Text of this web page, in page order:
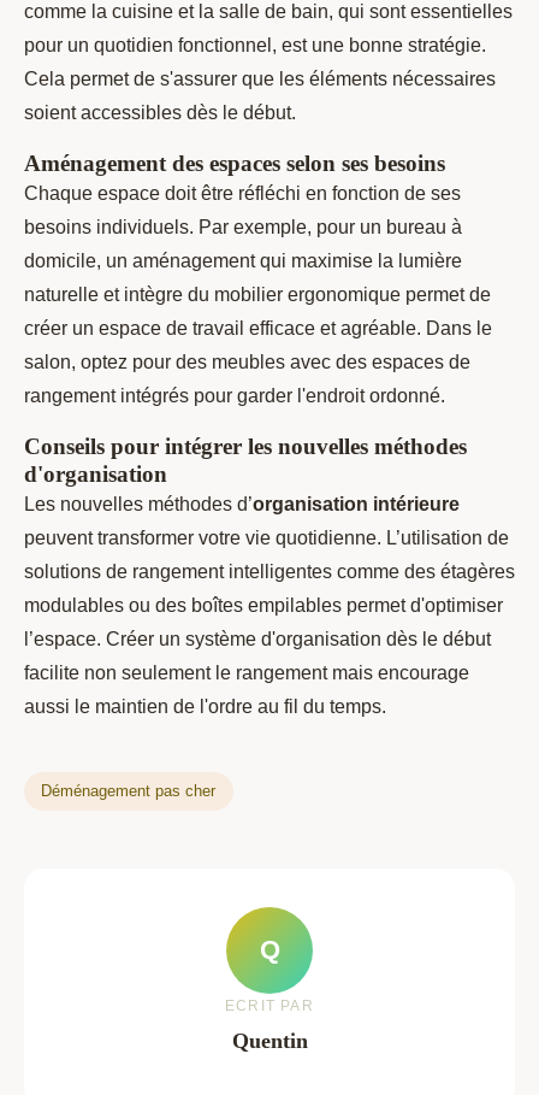
comme la cuisine et la salle de bain, qui sont essentielles
pour un quotidien fonctionnel, est une bonne stratégie.
Cela permet de s'assurer que les éléments nécessaires
soient accessibles dès le début.
Aménagement des espaces selon ses besoins
Chaque espace doit être réfléchi en fonction de ses
besoins individuels. Par exemple, pour un bureau à
domicile, un aménagement qui maximise la lumière
naturelle et intègre du mobilier ergonomique permet de
créer un espace de travail efficace et agréable. Dans le
salon, optez pour des meubles avec des espaces de
rangement intégrés pour garder l'endroit ordonné.
Conseils pour intégrer les nouvelles méthodes
d'organisation
Les nouvelles méthodes d’organisation intérieure
peuvent transformer votre vie quotidienne. L’utilisation de
solutions de rangement intelligentes comme des étagères
modulables ou des boîtes empilables permet d'optimiser
l’espace. Créer un système d'organisation dès le début
facilite non seulement le rangement mais encourage
aussi le maintien de l'ordre au fil du temps.
Déménagement pas cher
Q
ECRIT PAR
Quentin